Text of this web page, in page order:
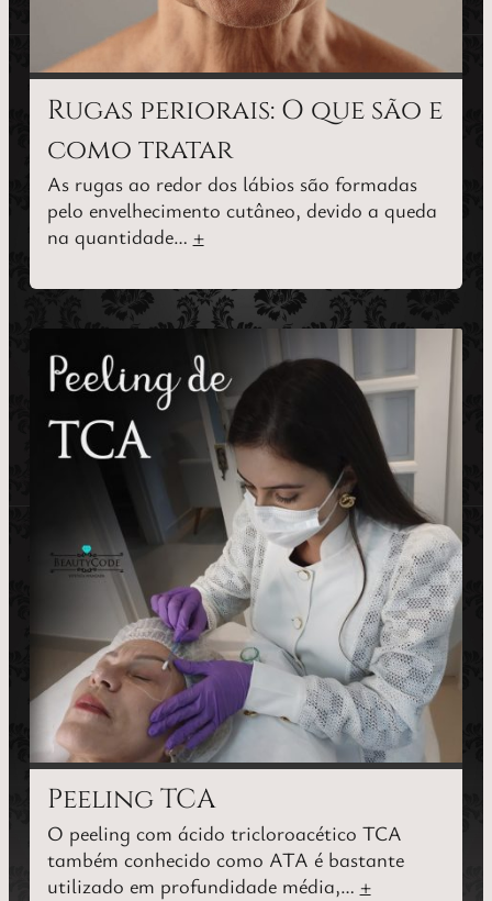
Rugas periorais: O que são e
como tratar
As rugas ao redor dos lábios são formadas
pelo envelhecimento cutâneo, devido a queda
na quantidade… +
Peeling TCA
O peeling com ácido tricloroacético TCA
também conhecido como ATA é bastante
utilizado em profundidade média,… +